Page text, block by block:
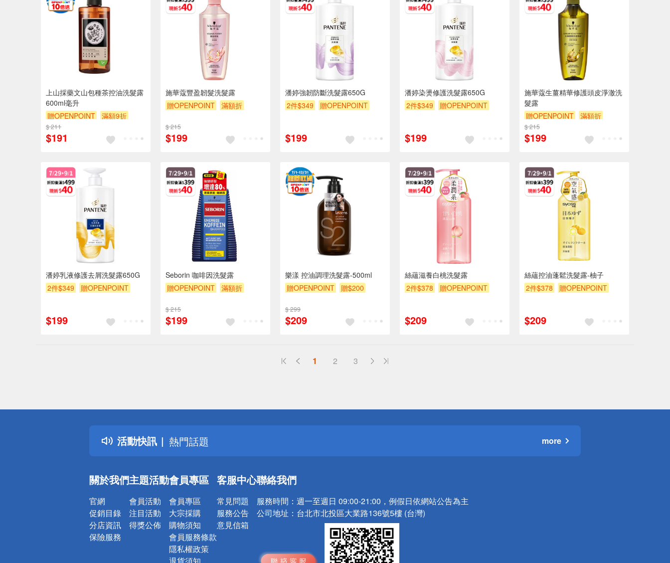
上山採藥文山包種茶控油洗髮露
600ml毫升
贈OPENPOINT
滿額9折
贈$200
$ 211
$191
施華蔻豐盈韌髮洗髮露
贈OPENPOINT
滿額折
$ 215
$199
潘婷強韌防斷洗髮露650G
2件$349
贈OPENPOINT
$199
潘婷染燙修護洗髮露650G
2件$349
贈OPENPOINT
$199
施華蔻生薑精華修護頭皮淨澈洗
髮露
贈OPENPOINT
滿額折
贈$200
$ 215
$199
潘婷乳液修護去屑洗髮露650G
2件$349
贈OPENPOINT
$199
Seborin 咖啡因洗髮露
贈OPENPOINT
滿額折
$ 215
$199
樂漾 控油調理洗髮露-500ml
贈OPENPOINT
贈$200
$ 299
$209
絲蘊滋養白桃洗髮露
2件$378
贈OPENPOINT
$209
絲蘊控油蓬鬆洗髮露-柚子
2件$378
贈OPENPOINT
$209
1 2 3
活動快訊
詐騙網頁！請小心！
得獎公告
熱門話題
銀行優惠
詐騙網頁！請小心！
more
關於我們
官網
促銷目錄
分店資訊
保險服務
主題活動
會員活動
注目活動
得獎公佈
會員專區
會員專區
大宗採購
購物須知
會員服務條款
隱私權政策
退貨須知
客服中心
常見問題
服務公告
意見信箱
聯絡我們
服務時間： 週一至週日 09:00-21:00，例假日依網站公告為主
公司地址： 台北市北投區大業路136號5樓 (台灣)